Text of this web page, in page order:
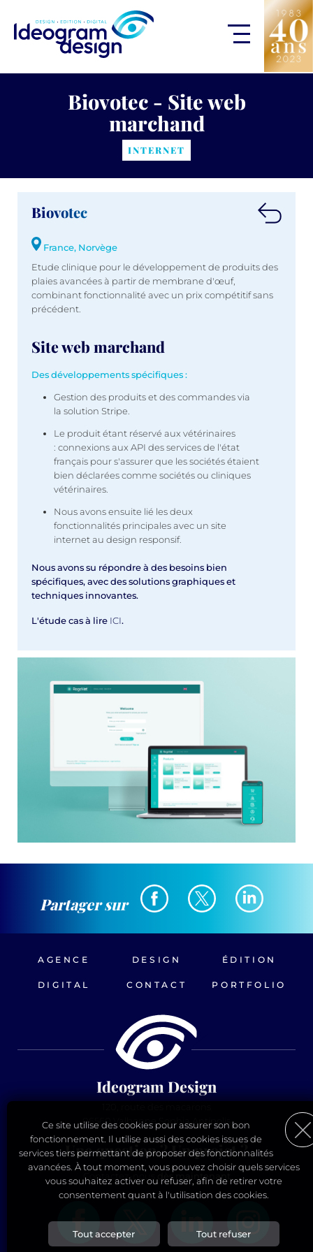
Biovotec - Site web
marchand
INTERNET
Biovotec
France, Norvège
Etude clinique pour le développement de produits des
plaies avancées à partir de membrane d'œuf,
combinant fonctionnalité avec un prix compétitif sans
précédent.
Site web marchand
Des développements spécifiques :
Gestion des produits et des commandes via
la solution Stripe.
Le produit étant réservé aux vétérinaires
: connexions aux API des services de l'état
français pour s'assurer que les sociétés étaient
bien déclarées comme sociétés ou cliniques
vétérinaires.
Nous avons ensuite lié les deux
fonctionnalités principales avec un site
internet au design responsif.
Nous avons su répondre à des besoins bien
spécifiques, avec des solutions graphiques et
techniques innovantes.
L'étude cas à lire ICI.
Partager sur
AGENCE DESIGN ÉDITION
DIGITAL CONTACT PORTFOLIO
Ideogram Design
06560 Valbonne Sophia Antipolis
Une question ? Un projet ?
Contactez-nous dès maintenant
Ce site utilise des cookies pour assurer son bon
fonctionnement. Il utilise aussi des cookies issues de
services tiers permettant de proposer des fonctionnalités
avancées. À tout moment, vous pouvez choisir quels services
vous souhaitez activer ou refuser, afin de retirer votre
consentement quant à l'utilisation des cookies.
Personnalisation des services
Tout accepter Tout refuser